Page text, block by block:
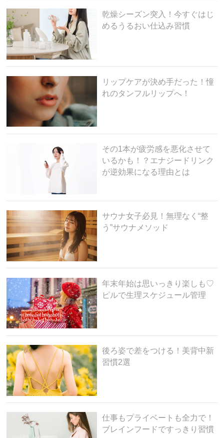
乾燥シーズン突入！今すぐはじ
めるうるおい仕込み習慣
リップケアが決め手だった！憧
れのタンフルリップへ！
その1本が疲労感を悪化させて
いるかも！？エナジードリンク
が逆効果になる理由とは
サウナ女子必見！無理なく“整
う”サウナメソッド
年末年始は思いっきり楽しも♡
ピルで生理スケジュール管理
後ろ姿で差をつける！美背中新
習慣2選
仕事もプライベートも全力で！
ブレインフードですっきり習慣